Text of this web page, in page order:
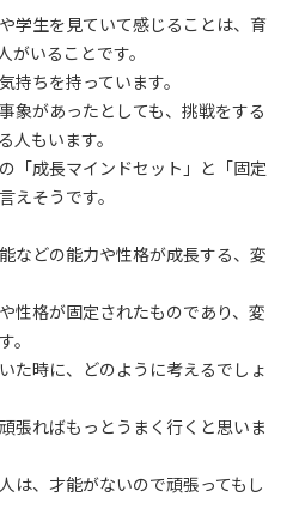
学生を見ていて感じることは、育
がいることです。
持ちを持っています。
象があったとしても、挑戦をする
人もいます。
「成長マインドセット」と「固定
えそうです。
などの能力や性格が成長する、変
性格が固定されたものであり、変
。
た時に、どのように考えるでしょ
張ればもっとうまく行くと思いま
は、才能がないので頑張ってもし